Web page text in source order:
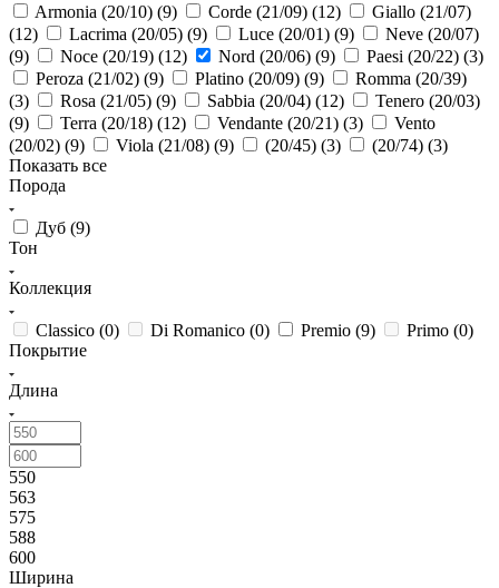
Armonia (20/10) (9) Corde (21/09) (12)
Giallo (21/07)
(12) Lacrima (20/05) (9) Luce (20/01) (9)
Neve (20/07)
(9) Noce (20/19) (12) Nord (20/06) (9) Paesi (20/22) (3)
Peroza (21/02) (9) Platino (20/09) (9)
Romma (20/39)
(3) Rosa (21/05) (9) Sabbia (20/04) (12)
Tenero (20/03)
(9) Terra (20/18) (12) Vendante (20/21) (3)
Vento
(20/02) (9) Viola (21/08) (9) (20/45) (3) (20/74) (3)
Показать все
Порода
Дуб (9)
Тон
Коллекция
Classico (0) Di Romanico (0) Premio (9) Primo (0)
Покрытие
Длина
550
563
575
588
600
Ширина